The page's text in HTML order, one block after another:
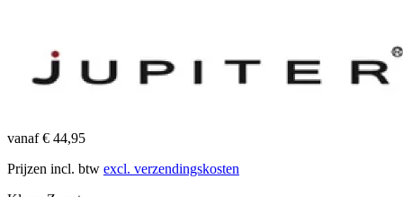
vanaf € 44,95
Prijzen incl. btw excl. verzendingskosten